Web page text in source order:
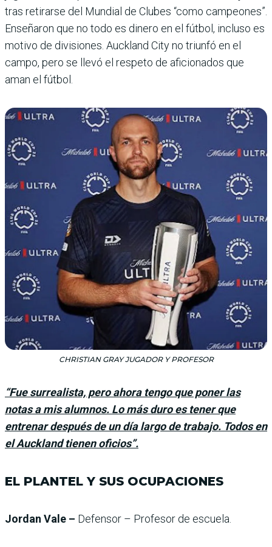
tras retirarse del Mundial de Clubes “como campeones”.
Enseñaron que no todo es dinero en el fútbol, incluso es
motivo de divisiones. Auckland City no triunfó en el
campo, pero se llevó el respeto de aficionados que
aman el fútbol.
CHRISTIAN GRAY JUGADOR Y PROFESOR
“Fue surrealista, pero ahora tengo que poner las
notas a mis alumnos. Lo más duro es tener que
entrenar después de un día largo de trabajo. Todos en
el Auckland tienen oficios”.
EL PLANTEL Y SUS OCUPACIONES
Jordan Vale – Defensor – Profesor de escuela.